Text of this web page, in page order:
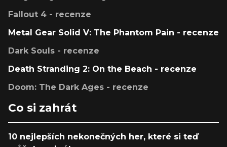
Fallout 4 - recenze
Metal Gear Solid V: The Phantom Pain - recenze
Dark Souls - recenze
Death Stranding 2: On the Beach - recenze
Doom: The Dark Ages - recenze
Co si zahrát
10 nejlepších nekonečných her, které si teď